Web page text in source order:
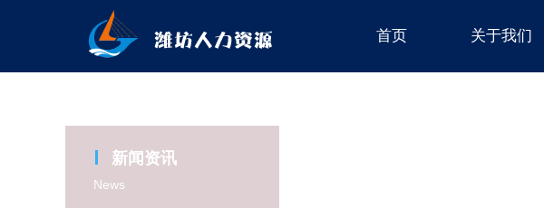
首页 关于我们
新闻资讯
News